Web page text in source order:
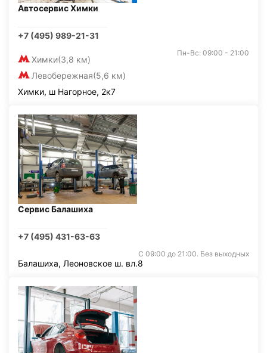
Автосервис Химки
+7 (495) 989-21-31
Химки(3,8 км)
Левобережная(5,6 км)
Пн-Вс: 09:00 - 21:00
Химки, ш Нагорное, 2к7
Сервис Балашиха
+7 (495) 431-63-63
С 09:00 до 21:00. Без выходных
Балашиха, Леоновское ш. вл.8